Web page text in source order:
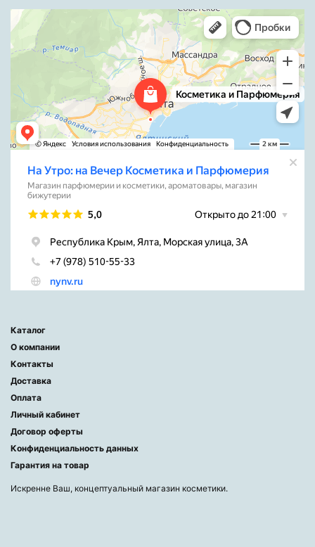
Каталог
О компании
Контакты
Доставка
Оплата
Личный кабинет
Договор оферты
Конфиденциальность данных
Гарантия на товар
Искренне Ваш, концептуальный магазин косметики.